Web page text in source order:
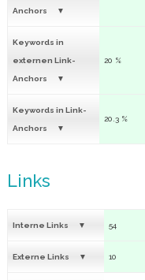
Anchors
Keywords in
externen Link-
Anchors
20 %
Keywords in Link-
Anchors
20.3 %
Links
Interne Links 54
Externe Links 10